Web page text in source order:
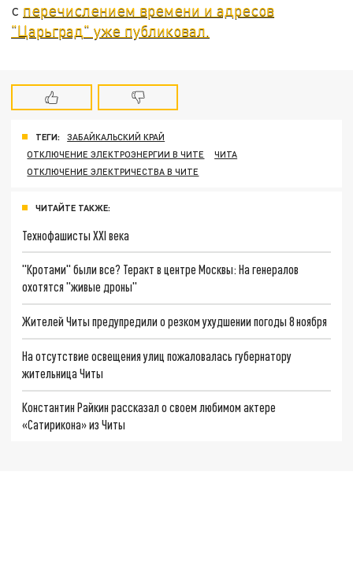
с перечислением времени и адресов
"Царьград" уже публиковал.
ТЕГИ:
ЗАБАЙКАЛЬСКИЙ КРАЙ
ОТКЛЮЧЕНИЕ ЭЛЕКТРОЭНЕРГИИ В ЧИТЕ
ЧИТА
ОТКЛЮЧЕНИЕ ЭЛЕКТРИЧЕСТВА В ЧИТЕ
ЧИТАЙТЕ ТАКЖЕ:
Технофашисты XXI века
"Кротами" были все? Теракт в центре Москвы: На генералов
охотятся "живые дроны"
Жителей Читы предупредили о резком ухудшении погоды 8 ноября
На отсутствие освещения улиц пожаловалась губернатору
жительница Читы
Константин Райкин рассказал о своем любимом актере
«Сатирикона» из Читы